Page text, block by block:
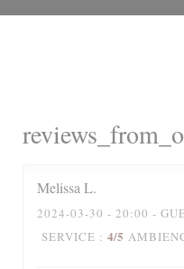
MelissaL
2024-03-30 - 20:00 -
SERVICE : 4/5